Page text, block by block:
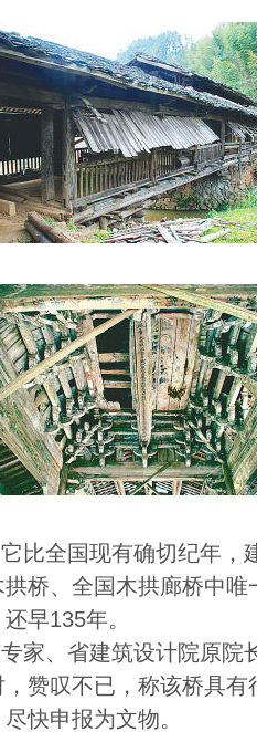
全国现有确切纪年，
桥、全国木拱廊桥中
早135年。
、省建筑设计院原院
赞叹不已，称该桥具
快申报为文物。